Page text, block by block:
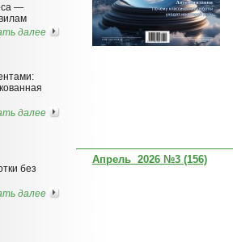
—
далее
далее
без
далее
Апрель 2026 №3 (156)